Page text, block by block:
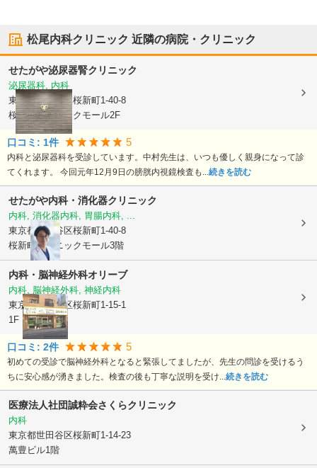
松尾内科クリニック 近隣の病院・クリニック
せたがや泌尿器腎クリニック
泌尿器科, 内科
東京都世田谷区桜新町1-40-8
桜新町クリニックモール2F
口コミ: 1件 5
内科と泌尿器科を受診しています。中村先生は、いつも優しく親身になって診
てくれます。 今回元年12月9日の膀胱内視鏡検査も...続きを読む
せたがや内科・消化器クリニック
内科, 消化器内科, 胃腸内科, ...
東京都世田谷区桜新町1-40-8
桜新町クリニックモール3階
内科・脳神経外科オリーブ
内科, 脳神経外科, 神経内科
東京都世田谷区桜新町1-15-1
1F
口コミ: 2件 5
初めての受診で脳神経外科となると緊張してましたが、先生の問診を受けるう
ちに安心感が湧きました。検査の後も丁寧な説明を受け...続きを読む
医療法人社団誠粋会さくらクリニック
内科
東京都世田谷区桜新町1-14-23
萬豊ビル1階